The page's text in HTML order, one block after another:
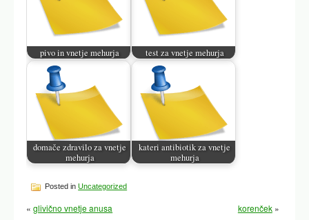
pivo in vnetje mehurja test za vnetje mehurja
domače zdravilo za vnetje
mehurja
kateri antibiotik za vnetje
mehurja
Posted inUncategorized
«glivično vnetje anusa korenček»